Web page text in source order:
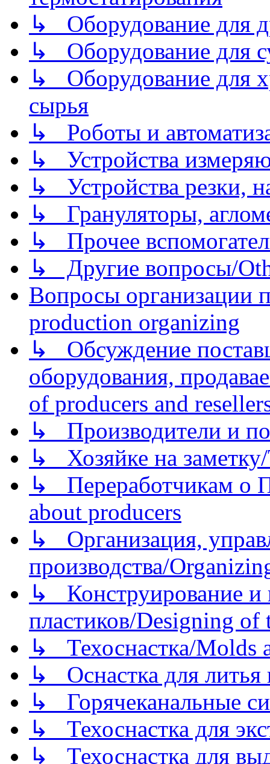
↳ Оборудование для
↳ Оборудование для
↳ Оборудование для
сырья
↳ Роботы и
↳ Устройства
↳ Устройства резки,
↳ Грануляторы,
↳ Прочее
↳ Другие вопросы/
Вопросы организации
production organizing
↳ Обсуждение
оборудования,
of producers and
↳ Производители и
↳ Хозяйке на
↳ Переработчикам о
about producers
↳ Организация,
производства/
↳ Конструирование и
пластиков/Designing of
↳ Техоснастка/Molds
↳ Оснастка для литья
↳ Горячеканальные
↳ Техоснастка для
↳ Техоснастка для